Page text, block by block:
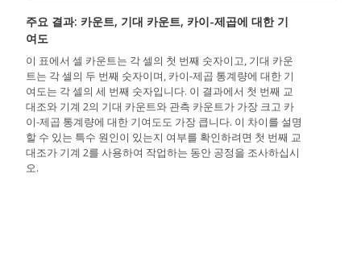
주요 결과: 카운트, 기대 카운트, 카이-제곱에 대한 기
여도
이 표에서 셀 카운트는 각 셀의 첫 번째 숫자이고, 기대 카운
트는 각 셀의 두 번째 숫자이며, 카이-제곱 통계량에 대한 기
여도는 각 셀의 세 번째 숫자입니다. 이 결과에서 첫 번째 교
대조와 기계 2의 기대 카운트와 관측 카운트가 가장 크고 카
이-제곱 통계량에 대한 기여도도 가장 큽니다. 이 차이를 설명
할 수 있는 특수 원인이 있는지 여부를 확인하려면 첫 번째 교
대조가 기계 2를 사용하여 작업하는 동안 공정을 조사하십시
오.